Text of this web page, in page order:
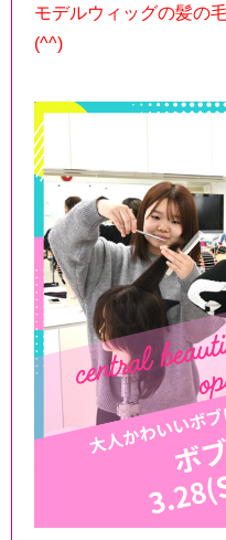
モデルウィッグの髪の
(^^)